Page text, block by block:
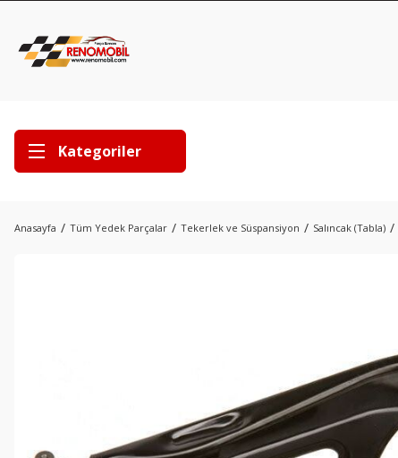
Kategoriler
Anasayfa Tüm Yedek Parçalar Tekerlek ve Süspansiyon Salıncak (Tabla)